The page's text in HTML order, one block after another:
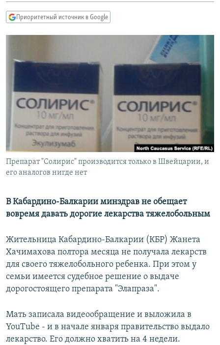
навигации
Вернутся
IDEL.РЕАЛИИ
КАВКАЗ.РЕАЛИИ
СИБИРЬ.РЕАЛИИ
ПОДПИШИТЕСЬ НА РАССЫЛКУ
СОЦИАЛЬНЫЕ СЕТИ
Приоритетный источник в Google
Препарат "Солирис" производится только в Швейцарии, и
его аналогов нигде нет
В Кабардино-Балкарии минздрав не обещает
вовремя давать дорогие лекарства тяжелобольным
Жительница Кабардино-Балкарии (КБР) Жанета
Хачимахова полтора месяца не получала лекарств
для своего тяжелобольного ребенка. При этом у
семьи имеется судебное решение о выдаче
дорогостоящего препарата "Элапраза".
Мать записала видеообращение и выложила в
YouTube - и в начале января правительство выдало
лекарство. Его должно хватить на 4 недели.